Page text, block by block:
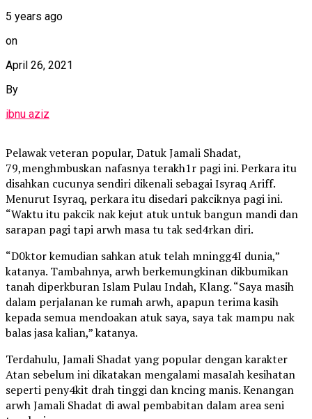
5 years ago
on
April 26, 2021
By
ibnu aziz
Pelawak veteran popular, Datuk Jamali Shadat,
79,menghmbuskan nafasnya terakh1r pagi ini. Perkara itu
disahkan cucunya sendiri dikenali sebagai Isyraq Ariff.
Menurut Isyraq, perkara itu disedari pakciknya pagi ini.
“Waktu itu pakcik nak kejut atuk untuk bangun mandi dan
sarapan pagi tapi arwh masa tu tak sed4rkan diri.
“D0ktor kemudian sahkan atuk telah mningg4I dunia,”
katanya. Tambahnya, arwh berkemungkinan dikbumikan
tanah diperkburan Islam Pulau Indah, Klang. “Saya masih
dalam perjalanan ke rumah arwh, apapun terima kasih
kepada semua mendoakan atuk saya, saya tak mampu nak
balas jasa kalian,” katanya.
Terdahulu, Jamali Shadat yang popular dengan karakter
Atan sebelum ini dikatakan mengalami masaIah kesihatan
seperti peny4kit drah tinggi dan kncing manis. Kenangan
arwh Jamali Shadat di awal pembabitan dalam area seni